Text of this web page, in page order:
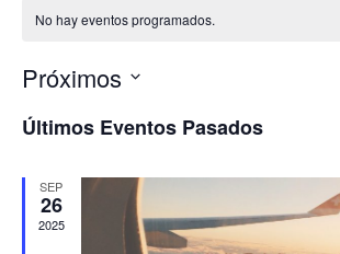
No hay eventos programados.
Próximos
la
fecha.
Últimos Eventos Pasados
SEP
26
2025